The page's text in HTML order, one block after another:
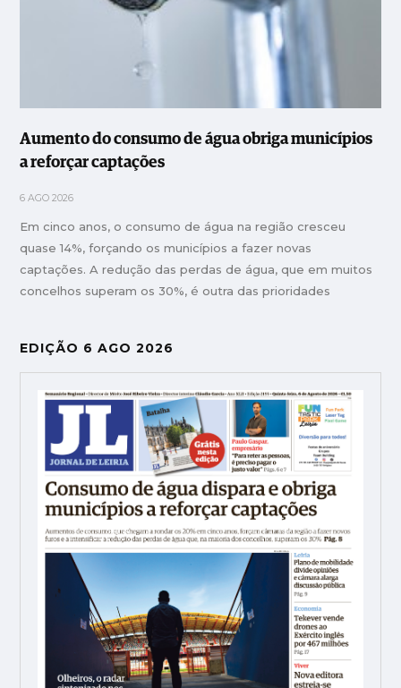
Aumento do consumo de água obriga municípios
a reforçar captações
6 AGO 2026
Em cinco anos, o consumo de água na região cresceu
quase 14%, forçando os municípios a fazer novas
captações. A redução das perdas de água, que em muitos
concelhos superam os 30%, é outra das prioridades
EDIÇÃO 6 AGO 2026